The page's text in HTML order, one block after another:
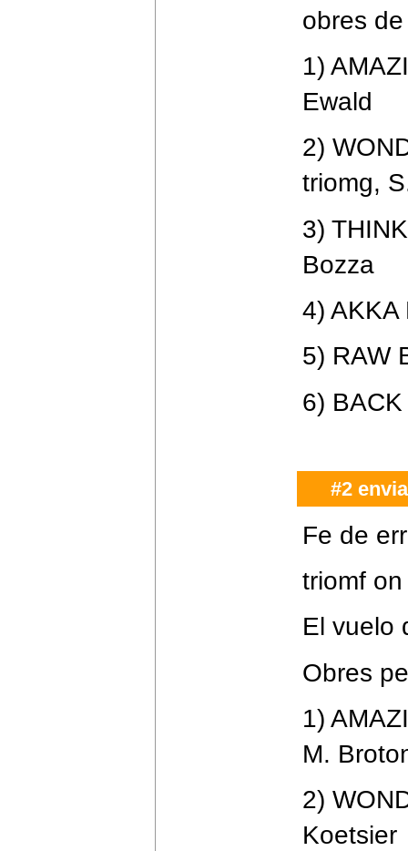
obres
1)
Ewald
2)
triomg,
3)
Bozza
4) AKKA
5) RAW
6)
#2
Fe de
triomf
El vuelo
Obres
1)
M.
2)
Koetsier